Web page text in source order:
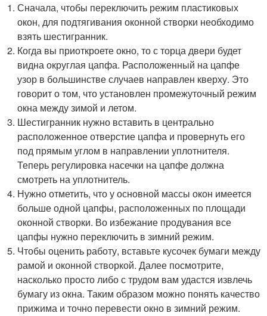
Сначала, чтобы переключить режим пластиковых
окон, для подтягивания оконной створки необходимо
взять шестигранник.
Когда вы приоткроете окно, то с торца двери будет
видна округлая цапфа. Расположенный на цапфе
узор в большинстве случаев направлен кверху. Это
говорит о том, что установлен промежуточный режим
окна между зимой и летом.
Шестигранник нужно вставить в центрально
расположенное отверстие цапфа и провернуть его
под прямым углом в направлении уплотнителя.
Теперь регулировка насечки на цапфе должна
смотреть на уплотнитель.
Нужно отметить, что у основной массы окон имеется
больше одной цапфы, расположенных по площади
оконной створки. Во избежание продувания все
цапфы нужно переключить в зимний режим.
Чтобы оценить работу, вставьте кусочек бумаги между
рамой и оконной створкой. Далее посмотрите,
насколько просто либо с трудом вам удастся извлечь
бумагу из окна. Таким образом можно понять качество
прижима и точно перевести окно в зимний режим.